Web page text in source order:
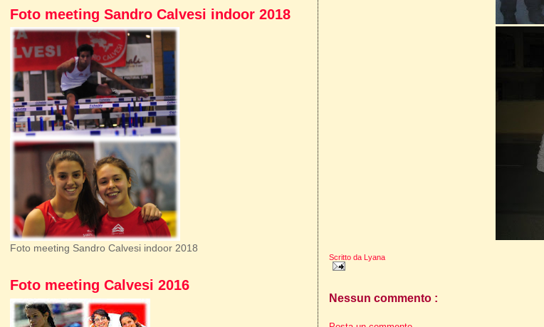
Scritto da Lyana
Nessun commento :
Foto meeting Sandro Calvesi indoor 2018
Foto meeting Sandro Calvesi indoor 2018
Foto meeting Calvesi 2016